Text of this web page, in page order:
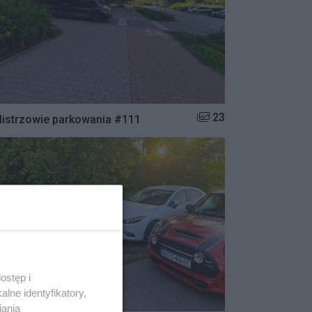
parkowania #111 Liczba zdjęć w galerii:
23
i
identyfikatory,